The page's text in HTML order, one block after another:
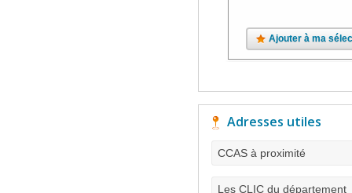
Ajouter à ma
Adresses utiles
CCAS à proximité
Les CLIC du département